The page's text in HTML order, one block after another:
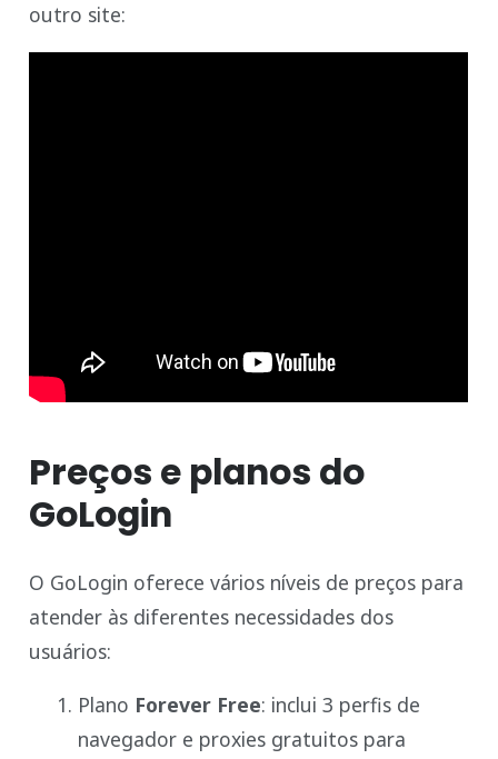
outro site:
Preços e planos do
GoLogin
O GoLogin oferece vários níveis de preços para
atender às diferentes necessidades dos
usuários:
Plano Forever Free: inclui 3 perfis de
navegador e proxies gratuitos para